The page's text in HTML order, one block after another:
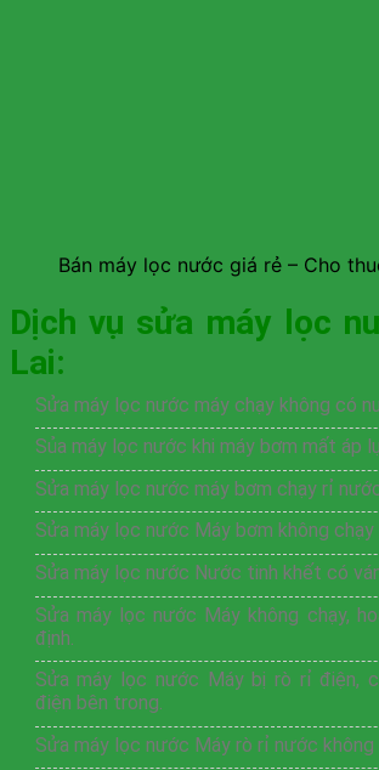
Bán máy lọc nước giá rẻ – Cho
Dịch vụ sửa máy lọc
Lai:
Sửa máy lọc nước máy chạy không có
Sủa máy lọc nước khi máy bơm mất áp
Sửa máy lọc nước máy bơm chạy rỉ
Sửa máy lọc nước Máy bơm không chạy
Sửa máy lọc nước Nước tinh khết có
Sửa máy lọc nước Máy không chạy,
định.
Sửa máy lọc nước Máy bị rò rỉ điện,
điện bên trong.
Sửa máy lọc nước Máy rò rỉ nước không